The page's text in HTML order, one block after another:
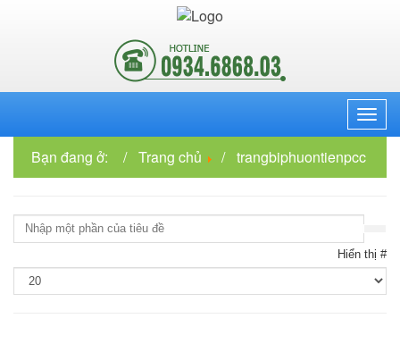
Menu
Bạn đang ở: Trang chủ trangbiphuontienpcc
Nhập
của
tiêu
Hiển thị #